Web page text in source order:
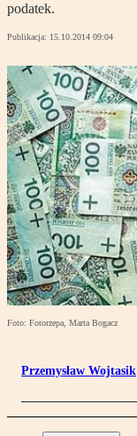
podatek.
Publikacja: 15.10.2014 09:04
Foto: Fotorzepa, Marta Bogacz
Przemysław Wojtasik